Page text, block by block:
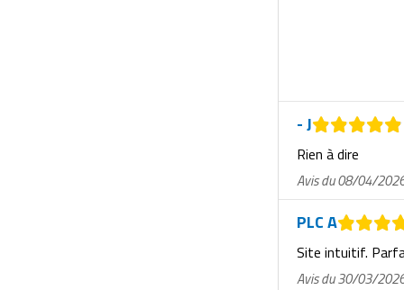
- J
Rien à dire
Avis du 08/04/
PLC A
Site intuitif.
Avis du 30/03/